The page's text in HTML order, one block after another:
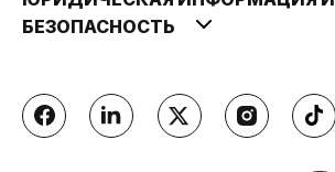
БЕЗОПАСНОСТЬ